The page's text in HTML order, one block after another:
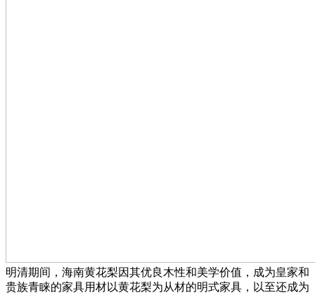
明清期间，海南黄花梨因其优良木性和美学价值，成为皇家和
贵族青睐的家具用材以黄花梨为从材的明式家具，以至还成为